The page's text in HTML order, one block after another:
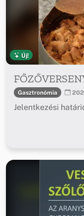
Új!
Gasztronómia
Jelentkezési